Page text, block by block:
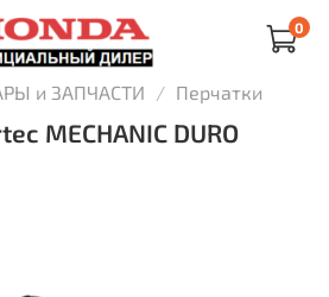
0
и ЗАПЧАСТИ Перчатки
MECHANIC DURO